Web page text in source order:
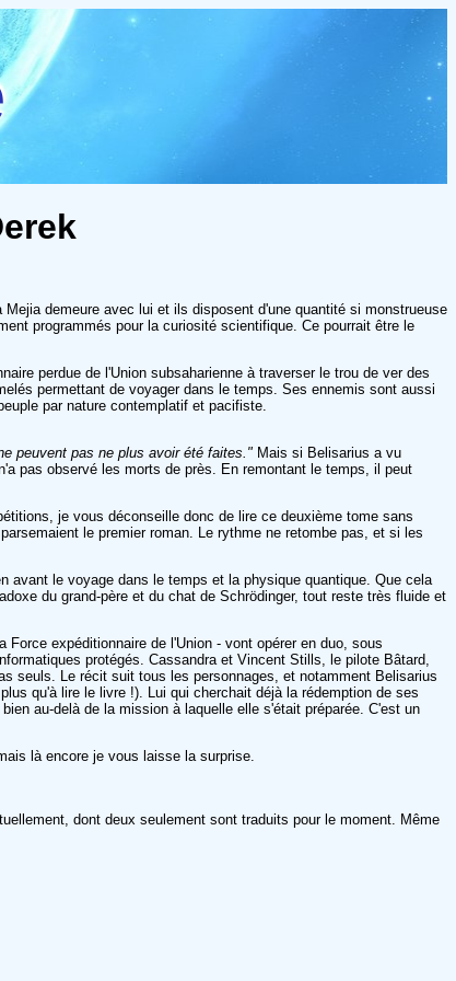
demeure avec lui et ils disposent d'une quantité si monstrueuse
programmés pour la curiosité scientifique. Ce pourrait être le
perdue de l'Union subsaharienne à traverser le trou de ver des
permettant de voyager dans le temps. Ses ennemis sont aussi
peuple par nature contemplatif et pacifiste.
peuvent pas ne plus avoir été faites." Mais si Belisarius a vu
pas observé les morts de près. En remontant le temps, il peut
je vous déconseille donc de lire ce deuxième tome sans
le premier roman. Le rythme ne retombe pas, et si les
avant le voyage dans le temps et la physique quantique. Que cela
du grand-père et du chat de Schrödinger, tout reste très fluide et
expéditionnaire de l'Union - vont opérer en duo, sous
protégés. Cassandra et Vincent Stills, le pilote Bâtard,
seuls. Le récit suit tous les personnages, et notamment Belisarius
qu'à lire le livre !). Lui qui cherchait déjà la rédemption de ses
au-delà de la mission à laquelle elle s'était préparée. C'est un
là encore je vous laisse la surprise.
dont deux seulement sont traduits pour le moment. Même